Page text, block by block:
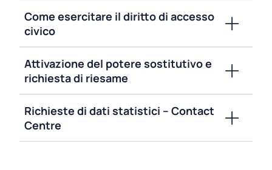
Come esercitare il diritto di accesso
civico
Attivazione del potere sostitutivo e
richiesta di riesame
Richieste di dati statistici – Contact
Centre